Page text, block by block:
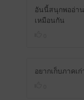
อันนี้สนุกพออ่า
เหมือนกัน
อยากเก็บภาคเ